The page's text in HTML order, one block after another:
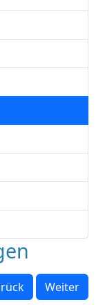
Weiter